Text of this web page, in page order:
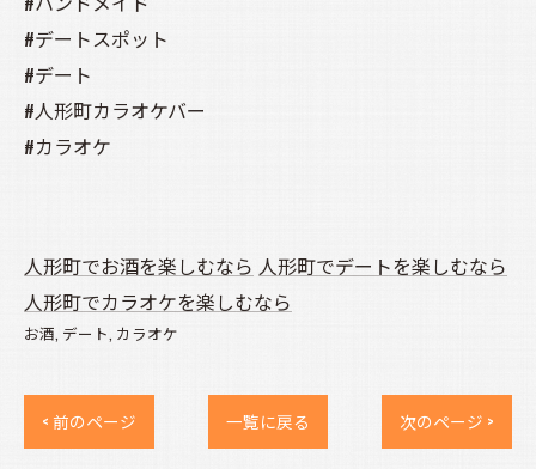
#デートスポット
#デート
#人形町カラオケバー
#カラオケ
人形町でお酒を楽しむなら 人形町でデートを楽しむなら
人形町でカラオケを楽しむなら
お酒 デート カラオケ
< 前のページ 一覧に戻る 次のページ >